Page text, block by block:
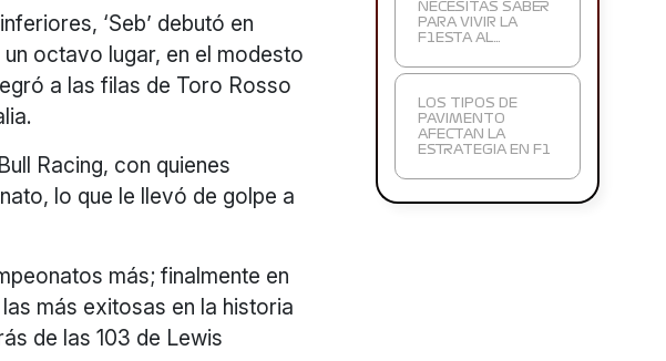
‘Seb’ debutó en
octavo lugar, en el modesto
a las filas de Toro Rosso
Racing, con quienes
lo que le llevó de golpe a
más; finalmente en
más exitosas en la historia
de las 103 de Lewis
NECESITAS SABER
PARA VIVIR LA
F1ESTA AL…
LOS TIPOS DE
PAVIMENTO
AFECTAN LA
ESTRATEGIA EN F1